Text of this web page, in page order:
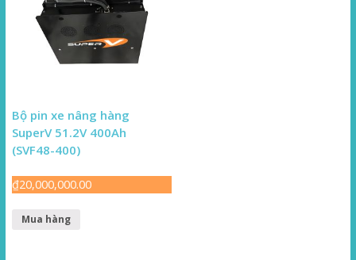
Bộ pin xe nâng hàng
SuperV 51.2V 400Ah
(SVF48-400)
₫20,000,000.00
Mua hàng